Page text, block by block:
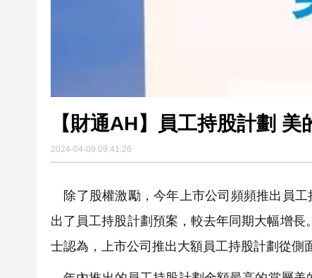
【財通AH】員工持股計劃 美
2024-04-09 09:41:26
除了股權激勵，今年上市公司頻頻推出員
出了員工持股計劃預案，較去年同期大幅增
士認為，上市公司推出大額員工持股計劃從側